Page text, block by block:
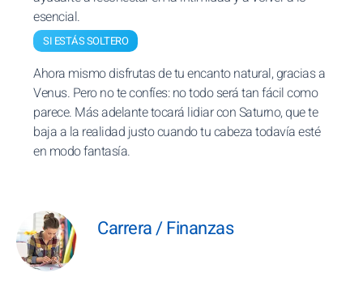
esencial.
SI ESTÁS SOLTERO
Ahora mismo disfrutas de tu encanto natural, gracias a
Venus. Pero no te confíes: no todo será tan fácil como
parece. Más adelante tocará lidiar con Saturno, que te
baja a la realidad justo cuando tu cabeza todavía esté
en modo fantasía.
Carrera / Finanzas